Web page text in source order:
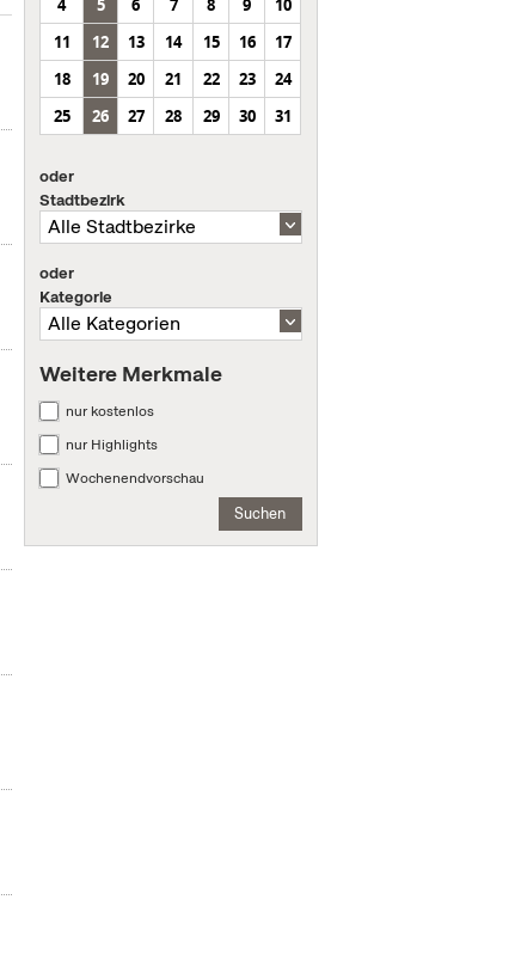
4
5 6 7 8 9
10
11
12 13 14 15 16
17
18
19 20 21 22 23
24
25
26 27 28 29 30 31
oder
Stadtbezirk
oder
Kategorie
Weitere Merkmale
nur kostenlos
nur Highlights
Wochenendvorschau
Suchen